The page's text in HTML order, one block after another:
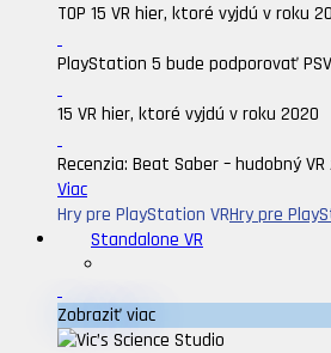
TOP 15 VR hier, ktoré vyjdú v roku
PlayStation 5 bude podporovať
15 VR hier, ktoré vyjdú v roku 2020
Recenzia: Beat Saber – hudobný
Viac
Hry pre PlayStation VRHry pre
Standalone VR
Zobraziť viac